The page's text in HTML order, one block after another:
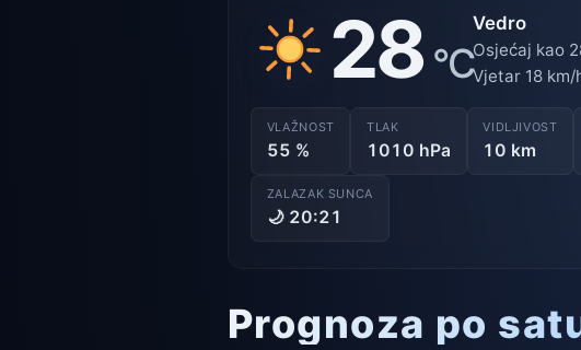
28 °C
Vedro
Osjećaj kao
Vjetar 18 km/
VLAŽNOST
55 %
TLAK
1010 hPa
VIDLJIVOST
10 km
ZALAZAK SUNCA
🌙 20:21
Prognoza po